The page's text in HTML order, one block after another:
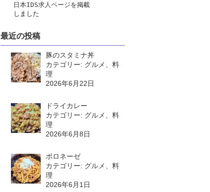
日本IDS求人ページを掲載
しました
最近の投稿
豚のスタミナ丼
カテゴリー: グルメ、料
理
2026年6月22日
ドライカレー
カテゴリー: グルメ、料
理
2026年6月8日
ボロネーゼ
カテゴリー: グルメ、料
理
2026年6月1日